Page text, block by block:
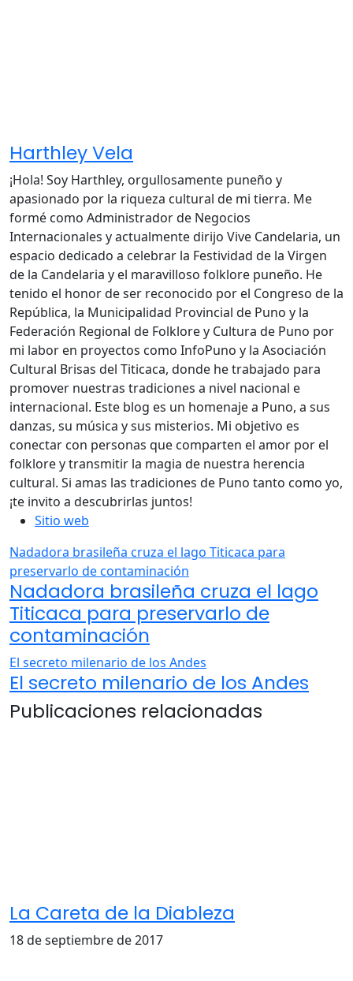
Harthley Vela
¡Hola! Soy Harthley, orgullosamente puneño y
apasionado por la riqueza cultural de mi tierra. Me
formé como Administrador de Negocios
Internacionales y actualmente dirijo Vive Candelaria, un
espacio dedicado a celebrar la Festividad de la Virgen
de la Candelaria y el maravilloso folklore puneño. He
tenido el honor de ser reconocido por el Congreso de la
República, la Municipalidad Provincial de Puno y la
Federación Regional de Folklore y Cultura de Puno por
mi labor en proyectos como InfoPuno y la Asociación
Cultural Brisas del Titicaca, donde he trabajado para
promover nuestras tradiciones a nivel nacional e
internacional. Este blog es un homenaje a Puno, a sus
danzas, su música y sus misterios. Mi objetivo es
conectar con personas que comparten el amor por el
folklore y transmitir la magia de nuestra herencia
cultural. Si amas las tradiciones de Puno tanto como yo,
¡te invito a descubrirlas juntos!
Sitio web
Nadadora brasileña cruza el lago Titicaca para
preservarlo de contaminación
Nadadora brasileña cruza el lago
Titicaca para preservarlo de
contaminación
El secreto milenario de los Andes
El secreto milenario de los Andes
Publicaciones relacionadas
La Careta de la Diableza
18 de septiembre de 2017